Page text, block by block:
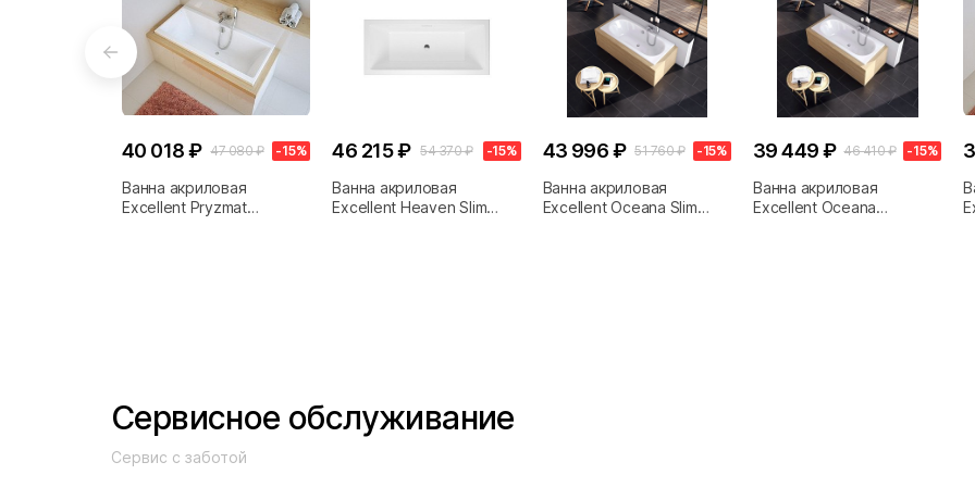
40 018 ₽ 47 080 ₽ -15%
Ванна акриловая
Excellent Pryzmat
46 215 ₽ 54 370 ₽ -15%
Ванна акриловая
Excellent Heaven Slim
43 996 ₽ 51 760 ₽ -15%
Ванна акриловая
Excellent Oceana Slim
39 449 ₽ 46 410 ₽ -15%
Ванна акриловая
Excellent Oceana
Сервисное обслуживание
Сервис с заботой